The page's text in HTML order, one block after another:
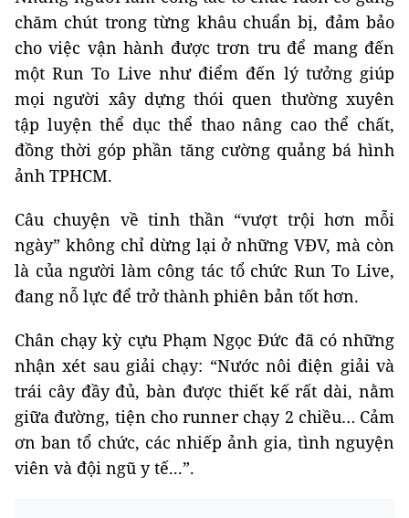
chăm chút trong từng khâu chuẩn bị, đảm bảo
cho việc vận hành được trơn tru để mang đến
một Run To Live như điểm đến lý tưởng giúp
mọi người xây dựng thói quen thường xuyên
tập luyện thể dục thể thao nâng cao thể chất,
đồng thời góp phần tăng cường quảng bá hình
ảnh TPHCM.
Câu chuyện về tinh thần “vượt trội hơn mỗi
ngày” không chỉ dừng lại ở những VĐV, mà còn
là của người làm công tác tổ chức Run To Live,
đang nỗ lực để trở thành phiên bản tốt hơn.
Chân chạy kỳ cựu Phạm Ngọc Đức đã có những
nhận xét sau giải chạy: “Nước nôi điện giải và
trái cây đầy đủ, bàn được thiết kế rất dài, nằm
giữa đường, tiện cho runner chạy 2 chiều… Cảm
ơn ban tổ chức, các nhiếp ảnh gia, tình nguyện
viên và đội ngũ y tế...”.